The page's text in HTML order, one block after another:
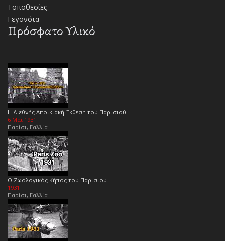
Τοποθεσίες
Γεγονότα
Πρόσφατο Υλικό
Η Διεθνής Αποικιακή Έκθεση του Παρισιού
6 Μαϊ 1931
Παρίσι, Γαλλία
Ο Ζωολογικός Κήπος του Παρισιού
1931
Παρίσι, Γαλλία